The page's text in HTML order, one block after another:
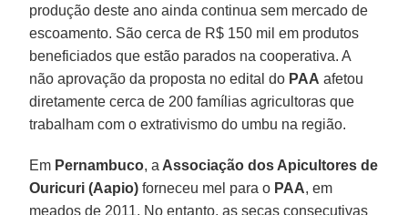
produção deste ano ainda continua sem mercado de
escoamento. São cerca de R$ 150 mil em produtos
beneficiados que estão parados na cooperativa. A
não aprovação da proposta no edital do PAA afetou
diretamente cerca de 200 famílias agricultoras que
trabalham com o extrativismo do umbu na região.
Em Pernambuco, a Associação dos Apicultores de
Ouricuri (Aapio) forneceu mel para o PAA, em
meados de 2011. No entanto, as secas consecutivas